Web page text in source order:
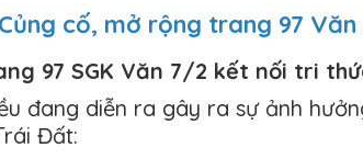
cố, mở rộng trang 97
97 SGK Văn 7/2 kết nối tri
đang diễn ra gây ra sự ảnh
Đất: